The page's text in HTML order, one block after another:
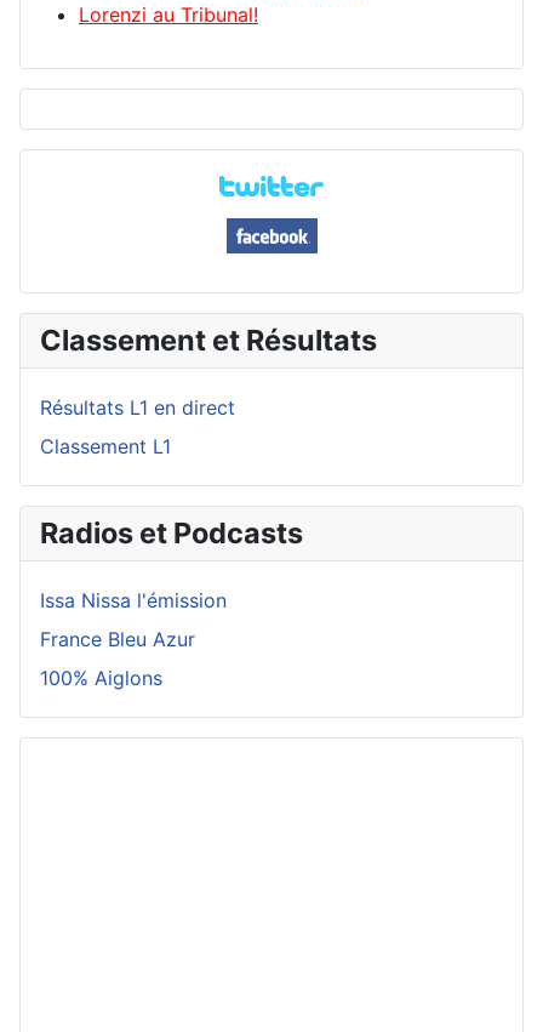
Lorenzi au Tribunal!
Classement et Résultats
Résultats L1 en direct
Classement L1
Radios et Podcasts
Issa Nissa l'émission
France Bleu Azur
100% Aiglons